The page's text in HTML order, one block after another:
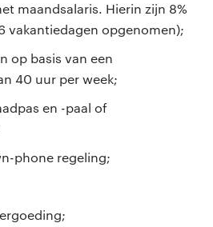
maandsalaris. Hierin zijn 8%
vakantiedagen opgenomen);
op basis van een
40 uur per week;
en -paal of
phone regeling;